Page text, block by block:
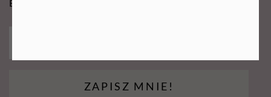
Bądź na bieżąco i łap promocję tylko dla subskrybentów!
ZAPISZ MNIE!